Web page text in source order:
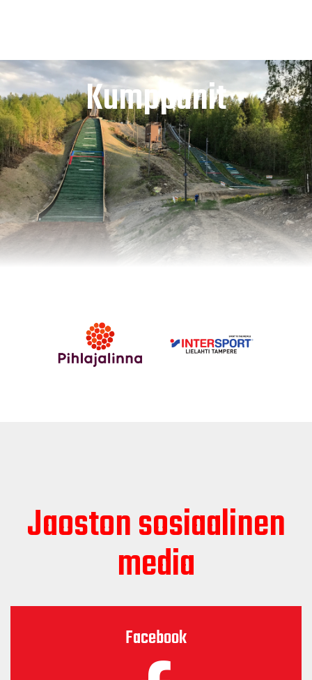
Lue lisää
Kumppanit
Jaoston sosiaalinen
media
Facebook